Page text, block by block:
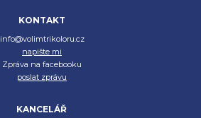
KONTAKT
info@volimtrikoloru.cz
napište mi
Zpráva na facebooku
poslat zprávu
KANCELÁŘ